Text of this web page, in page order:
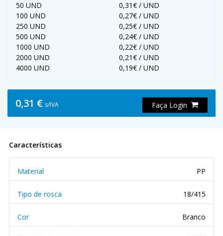
50 UND
0,31€ / UND
100 UND
0,27€ / UND
250 UND
0,25€ / UND
500 UND
0,24€ / UND
1000 UND
0,22€ / UND
2000 UND
0,21€ / UND
4000 UND
0,19€ / UND
0,31 € s/IVA Faça Login
Características
Material PP
Tipo de rosca 18/415
Cor Branco